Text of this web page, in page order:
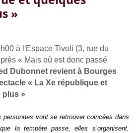
»
à l'Espace Tivoli (3, rue du
« Mais où est donc passé
Dubonnet revient à Bourges
« La Xe république et
plus »
vont se retrouver coincées dans
la tempête passe, elles s’organisent.